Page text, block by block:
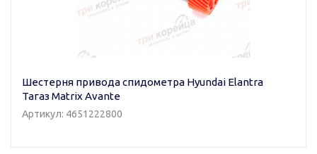
Шестерня привода спидометра Hyundai Elantra
Тагаз Matrix Avante
Артикул: 4651222800